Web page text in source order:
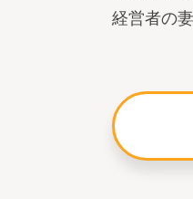
経営者の